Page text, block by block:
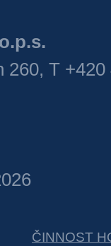
260, T +420
ČINNOST